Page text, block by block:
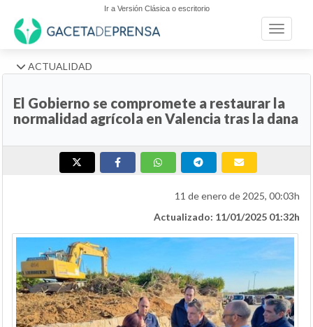
Ir a Versión Clásica o escritorio
Toggle
ACTUALIDAD
El Gobierno se compromete a restaurar la
normalidad agrícola en Valencia tras la dana
11 de enero de 2025, 00:03h
Actualizado: 11/01/2025 01:32h